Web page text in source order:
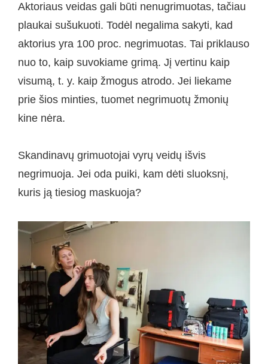
Aktoriaus veidas gali būti nenugrimuotas, tačiau
plaukai sušukuoti. Todėl negalima sakyti, kad
aktorius yra 100 proc. negrimuotas. Tai priklauso
nuo to, kaip suvokiame grimą. Jį vertinu kaip
visumą, t. y. kaip žmogus atrodo. Jei liekame
prie šios minties, tuomet negrimuotų žmonių
kine nėra.
Skandinavų grimuotojai vyrų veidų išvis
negrimuoja. Jei oda puiki, kam dėti sluoksnį,
kuris ją tiesiog maskuoja?